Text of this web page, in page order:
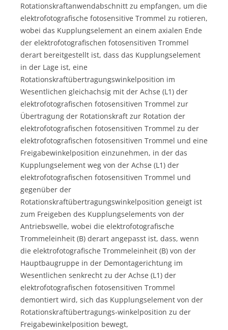
Rotationskraftanwendabschnitt zu empfangen, um die
elektrofotografische fotosensitive Trommel zu rotieren,
wobei das Kupplungselement an einem axialen Ende
der elektrofotografischen fotosensitiven Trommel
derart bereitgestellt ist, dass das Kupplungselement
in der Lage ist, eine
Rotationskraftübertragungswinkelposition im
Wesentlichen gleichachsig mit der Achse (L1) der
elektrofotografischen fotosensitiven Trommel zur
Übertragung der Rotationskraft zur Rotation der
elektrofotografischen fotosensitiven Trommel zu der
elektrofotografischen fotosensitiven Trommel und eine
Freigabewinkelposition einzunehmen, in der das
Kupplungselement weg von der Achse (L1) der
elektrofotografischen fotosensitiven Trommel und
gegenüber der
Rotationskraftübertragungswinkelposition geneigt ist
zum Freigeben des Kupplungselements von der
Antriebswelle, wobei die elektrofotografische
Trommeleinheit (B) derart angepasst ist, dass, wenn
die elektrofotografische Trommeleinheit (B) von der
Hauptbaugruppe in der Demontagerichtung im
Wesentlichen senkrecht zu der Achse (L1) der
elektrofotografischen fotosensitiven Trommel
demontiert wird, sich das Kupplungselement von der
Rotationskraftübertragungs-winkelposition zu der
Freigabewinkelposition bewegt,